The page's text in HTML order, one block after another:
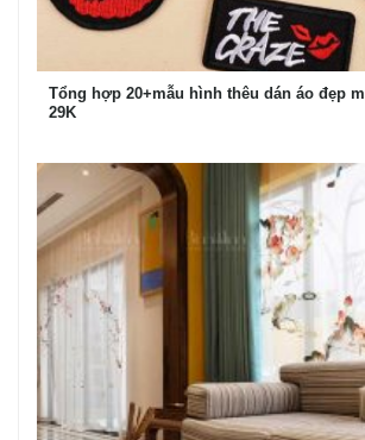
Tổng hợp 20+mẫu hình thêu dán áo đẹp
29K